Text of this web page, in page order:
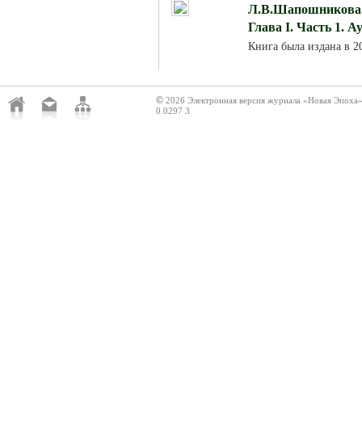
Л.В.Шапошникова.
Глава I. Часть 1.
Книга была издана в
© 2026 Электронная версия журнала «Новая Эпоха»
0.0297 3